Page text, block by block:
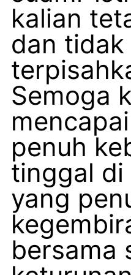
kalian
dan tidak
Semoga
penuh
tinggal di
yang
bersama